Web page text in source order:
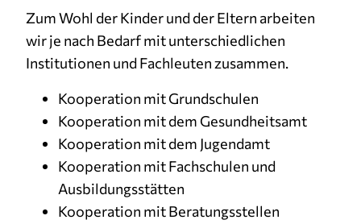
Zum Wohl der Kinder und der Eltern arbeiten
wir je nach Bedarf mit unterschiedlichen
Institutionen und Fachleuten zusammen.
Kooperation mit Grundschulen
Kooperation mit dem Gesundheitsamt
Kooperation mit dem Jugendamt
Kooperation mit Fachschulen und
Ausbildungsstätten
Kooperation mit Beratungsstellen